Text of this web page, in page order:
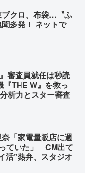
ブクロ、布袋…〝ふ
聞多発！ ネットで
審査員就任は秒読
『THE W』を救っ
析力とスター審査
奈「家電量販店に週
ていた」 CM出て
活”熱弁、スタジオ